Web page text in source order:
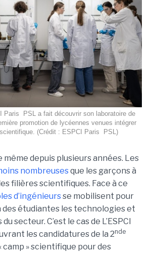
Paris  PSL a fait découvrir son laboratoire de
promotion de lycéennes venues intégrer
(Crédit : ESPCI Paris  PSL)
même depuis plusieurs années. Les
nombreusesque les garçons à
filières scientifiques. Face à ce
d’ingénieursse mobilisent pour
étudiantes les technologies et
secteur. C’est le cas de L’ESPCI
les candidatures de la 2nde
camp » scientifique pour des